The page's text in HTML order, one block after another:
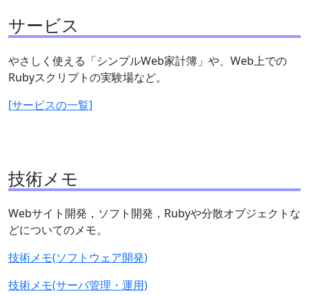
サービス
やさしく使える「シンプルWeb家計簿」や、Web上での
Rubyスクリプトの実験場など。
[サービスの一覧]
技術メモ
Webサイト開発，ソフト開発，Rubyや分散オブジェクトな
どについてのメモ。
技術メモ(ソフトウェア開発)
技術メモ(サーバ管理・運用)